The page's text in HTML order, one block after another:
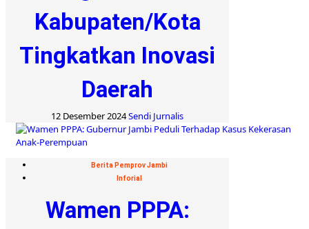
Kabupaten/Kota
Tingkatkan Inovasi
Daerah
12 Desember 2024Sendi Jurnalis
Berita Pemprov Jambi
Inforial
Wamen PPPA: